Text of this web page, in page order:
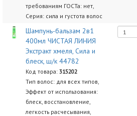
требованиям ГОСТа: нет,
Серия: сила и густота волос
Шампунь-бальзам 2в1
400мл ЧИСТАЯ ЛИНИЯ
Экстракт хмеля, Сила и
блеск, ш/к 44782
Код товара: 315202
Тип волос: для всех типов,
Эффект от использования:
блеск, восстановление,
легкость расчесывания,